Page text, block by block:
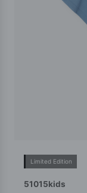
Limited Edition
51015kids